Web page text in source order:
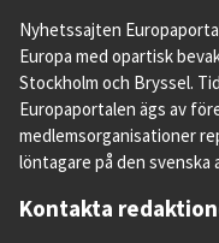
Nyhetssajten
Europa med opartisk
Stockholm och Bryssel.
Europaportalen ägs av
medlemsorganisationer
löntagare på den svenska
Kontakta